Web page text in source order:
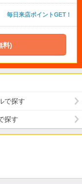
毎日来店ポイントGET！
料)
で探す
探す